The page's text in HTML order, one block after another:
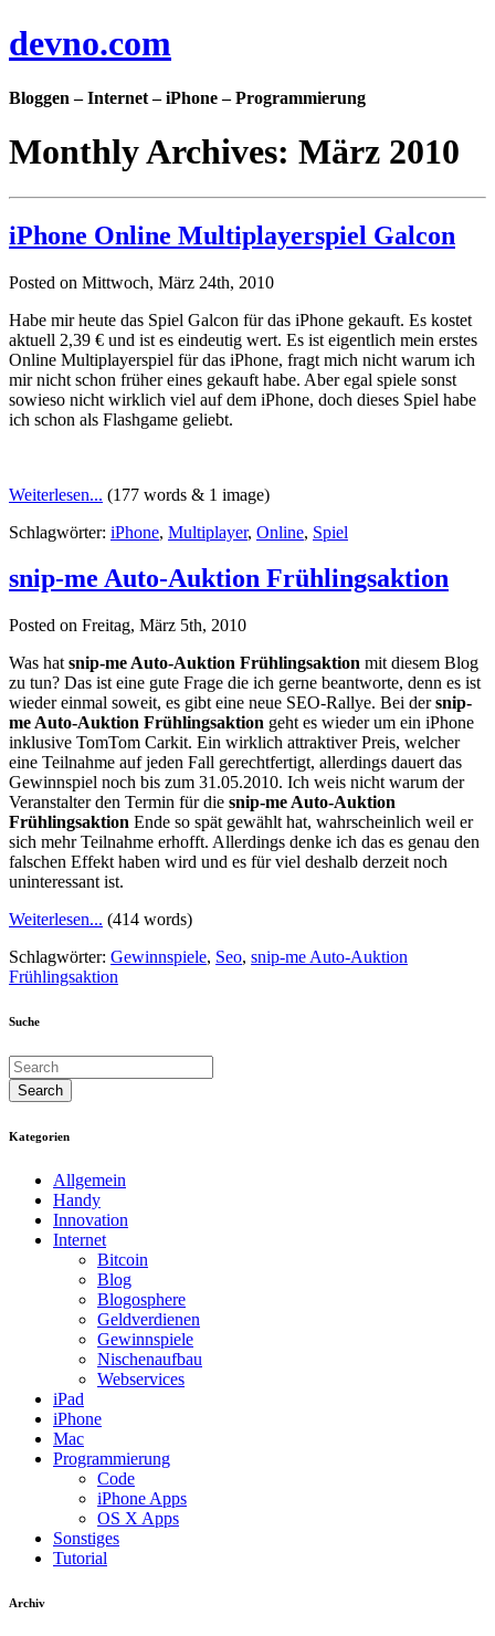
devno.com
Bloggen – Internet – iPhone – Programmierung
Monthly Archives: März 2010
iPhone Online Multiplayerspiel Galcon
Posted on Mittwoch, März 24th, 2010
Habe mir heute das Spiel Galcon für das iPhone gekauft. Es kostet
aktuell 2,39 € und ist es eindeutig wert. Es ist eigentlich mein erstes
Online Multiplayerspiel für das iPhone, fragt mich nicht warum ich
mir nicht schon früher eines gekauft habe. Aber egal spiele sonst
sowieso nicht wirklich viel auf dem iPhone, doch dieses Spiel habe
ich schon als Flashgame geliebt.
Weiterlesen... (177 words & 1 image)
Schlagwörter: iPhone, Multiplayer, Online, Spiel
snip-me Auto-Auktion Frühlingsaktion
Posted on Freitag, März 5th, 2010
Was hat snip-me Auto-Auktion Frühlingsaktion mit diesem Blog
zu tun? Das ist eine gute Frage die ich gerne beantworte, denn es ist
wieder einmal soweit, es gibt eine neue SEO-Rallye. Bei dersnip-
me Auto-Auktion Frühlingsaktion geht es wieder um ein iPhone
inklusive TomTom Carkit. Ein wirklich attraktiver Preis, welcher
eine Teilnahme auf jeden Fall gerechtfertigt, allerdings dauert das
Gewinnspiel noch bis zum 31.05.2010. Ich weis nicht warum der
Veranstalter den Termin für die snip-me Auto-Auktion
Frühlingsaktion Ende so spät gewählt hat, wahrscheinlich weil er
sich mehr Teilnahme erhofft. Allerdings denke ich das es genau den
falschen Effekt haben wird und es für viel deshalb derzeit noch
uninteressant ist.
Weiterlesen... (414 words)
Schlagwörter: Gewinnspiele, Seo, snip-me Auto-Auktion
Frühlingsaktion
Suche
Kategorien
Allgemein
Handy
Innovation
Internet
Bitcoin
Blog
Blogosphere
Geldverdienen
Gewinnspiele
Nischenaufbau
Webservices
iPad
iPhone
Mac
Programmierung
Code
iPhone Apps
OS X Apps
Sonstiges
Tutorial
Archiv